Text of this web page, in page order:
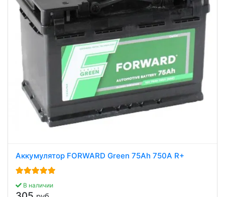
Аккумулятор FORWARD Green 75Ah 750A R+
В наличии